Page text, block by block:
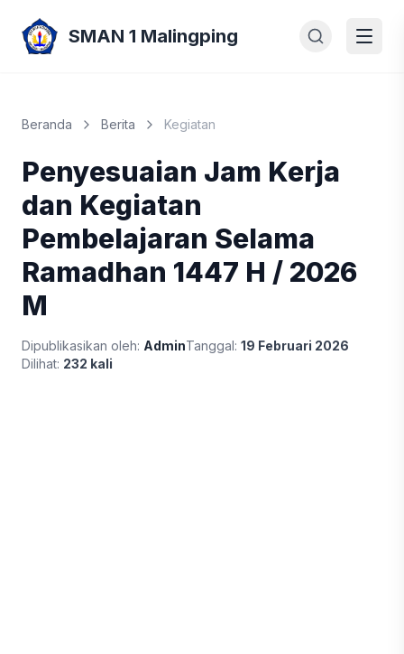
SMAN 1 Malingping
Beranda Berita Kegiatan
Penyesuaian Jam Kerja
dan Kegiatan
Pembelajaran Selama
Ramadhan 1447 H / 2026
M
Dipublikasikan oleh: AdminTanggal: 19 Februari 2026
Dilihat: 232 kali